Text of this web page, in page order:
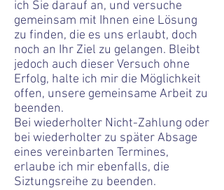
ich Sie darauf an, und versuche
gemeinsam mit Ihnen eine Lösung
zu finden, die es uns erlaubt, doch
noch an Ihr Ziel zu gelangen. Bleibt
jedoch auch dieser Versuch ohne
Erfolg, halte ich mir die Möglichkeit
offen, unsere gemeinsame Arbeit zu
beenden.
Bei wiederholter Nicht-Zahlung oder
bei wiederholter zu später Absage
eines vereinbarten Termines,
erlaube ich mir ebenfalls, die
Siztungsreihe zu beenden.